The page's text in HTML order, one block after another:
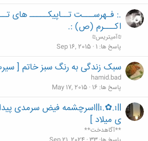
.: فـهرســـت تــاپیکـــــ های
اکـــرم (ص) :.
₪آمیتریس₪
پاسخ ها 1
Sep 16, 2015
سبک زندگی به رنگ سبز خاتم [
hamid.bad
پاسخ ها 16
May 17, 2015
ی میلاد ]
**آگاهدخت**